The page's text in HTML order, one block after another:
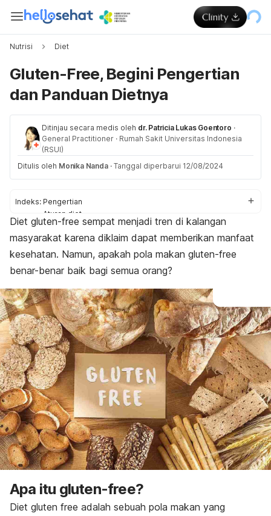
Nutrisi Diet
Gluten-Free, Begini Pengertian
dan Panduan Dietnya
Ditinjau secara medis oleh dr. Patricia Lukas Goentoro ·
General Practitioner · Rumah Sakit Universitas Indonesia
(RSUI)
Ditulis oleh Monika Nanda · Tanggal diperbarui 12/08/2024
Indeks: Pengertian
Aturan diet
Orang sehat dan diet gluten
Diet gluten-free sempat menjadi tren di kalangan
masyarakat karena diklaim dapat memberikan manfaat
kesehatan. Namun, apakah pola makan gluten-free
benar-benar baik bagi semua orang?
Apa itu gluten-free?
Diet gluten free adalah sebuah pola makan yang